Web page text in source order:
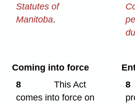
Statutes of
Manitoba.
Coming into force
8
This Act
comes into force on
8